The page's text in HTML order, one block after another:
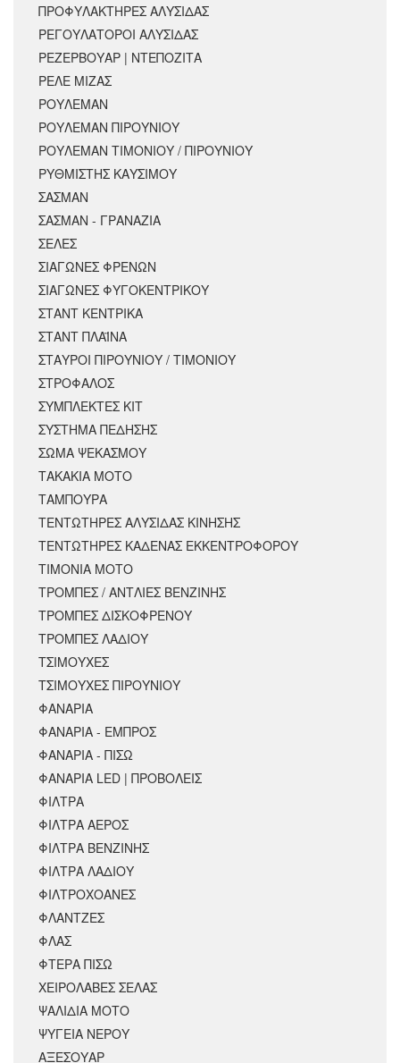
ΠΡΟΦΥΛΑΚΤΗΡΕΣ ΑΛΥΣΙΔΑΣ
ΡΕΓΟΥΛΑΤΟΡΟΙ ΑΛΥΣΙΔΑΣ
ΡΕΖΕΡΒΟΥΑΡ | ΝΤΕΠΟΖΙΤΑ
ΡΕΛΕ ΜΙΖΑΣ
ΡΟΥΛΕΜΑΝ
ΡΟΥΛΕΜΑΝ ΠΙΡΟΥΝΙΟΥ
ΡΟΥΛΕΜΑΝ ΤΙΜΟΝΙΟΥ / ΠΙΡΟΥΝΙΟΥ
ΡΥΘΜΙΣΤΗΣ ΚΑΥΣΙΜΟΥ
ΣΑΣΜΑΝ
ΣΑΣΜΑΝ - ΓΡΑΝΑΖΙΑ
ΣΕΛΕΣ
ΣΙΑΓΩΝΕΣ ΦΡΕΝΩΝ
ΣΙΑΓΩΝΕΣ ΦΥΓΟΚΕΝΤΡΙΚΟΥ
ΣΤΑΝΤ ΚΕΝΤΡΙΚΑ
ΣΤΑΝΤ ΠΛΑΪΝΑ
ΣΤΑΥΡΟΙ ΠΙΡΟΥΝΙΟΥ / ΤΙΜΟΝΙΟΥ
ΣΤΡΟΦΑΛΟΣ
ΣΥΜΠΛΕΚΤΕΣ ΚΙΤ
ΣΥΣΤΗΜΑ ΠΕΔΗΣΗΣ
ΣΩΜΑ ΨΕΚΑΣΜΟΥ
ΤΑΚΑΚΙΑ ΜΟΤΟ
ΤΑΜΠΟΥΡΑ
ΤΕΝΤΩΤΗΡΕΣ ΑΛΥΣΙΔΑΣ ΚΙΝΗΣΗΣ
ΤΕΝΤΩΤΗΡΕΣ ΚΑΔΕΝΑΣ ΕΚΚΕΝΤΡΟΦΟΡΟΥ
ΤΙΜΟΝΙΑ ΜΟΤΟ
ΤΡΟΜΠΕΣ / ΑΝΤΛΙΕΣ ΒΕΝΖΙΝΗΣ
ΤΡΟΜΠΕΣ ΔΙΣΚΟΦΡΕΝΟΥ
ΤΡΟΜΠΕΣ ΛΑΔΙΟΥ
ΤΣΙΜΟΥΧΕΣ
ΤΣΙΜΟΥΧΕΣ ΠΙΡΟΥΝΙΟΥ
ΦΑΝΑΡΙΑ
ΦΑΝΑΡΙΑ - ΕΜΠΡΟΣ
ΦΑΝΑΡΙΑ - ΠΙΣΩ
ΦΑΝΑΡΙΑ LED | ΠΡΟΒΟΛΕΙΣ
ΦΙΛΤΡΑ
ΦΙΛΤΡΑ ΑΕΡΟΣ
ΦΙΛΤΡΑ ΒΕΝΖΙΝΗΣ
ΦΙΛΤΡΑ ΛΑΔΙΟΥ
ΦΙΛΤΡΟΧΟΑΝΕΣ
ΦΛΑΝΤΖΕΣ
ΦΛΑΣ
ΦΤΕΡΑ ΠΙΣΩ
ΧΕΙΡΟΛΑΒΕΣ ΣΕΛΑΣ
ΨΑΛΙΔΙΑ ΜΟΤΟ
ΨΥΓΕΙΑ ΝΕΡΟΥ
ΑΞΕΣΟΥΆΡ